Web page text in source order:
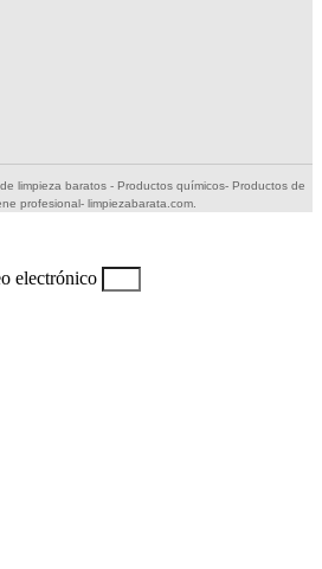
limpieza baratos - Productos químicos- Productos de
profesional- limpiezabarata.com.
electrónico